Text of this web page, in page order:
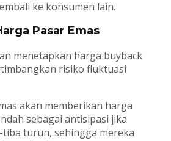
ke konsumen lain.
Pasar Emas
menetapkan harga buyback
risiko fluktuasi
akan memberikan harga
sebagai antisipasi jika
turun, sehingga mereka